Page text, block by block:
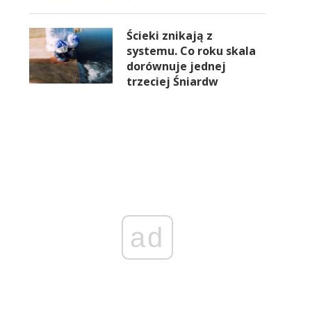
Ścieki znikają z
systemu. Co roku skala
dorównuje jednej
trzeciej Śniardw
ad